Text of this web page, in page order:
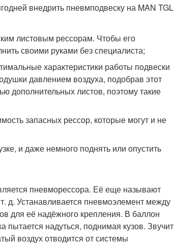
внедрить пневмподвеску на MAN TGL
листовым рессорам. Чтобы его
своими руками без специалиста;
характеристики работы подвески
давлением воздуха, подобрав этот
дополнительных листов, поэтому такие
запасных рессор, которые могут и не
и даже немного поднять или опустить
пневморессора. Её еще называют
д. Устанавливается пневмоэлемент между
для её надёжного крепления. В баллон
надуться, поднимая кузов. Звучит
воздух отводится от системы